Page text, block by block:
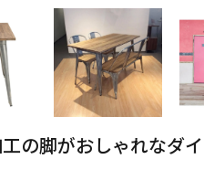
の脚がおしゃれなダ